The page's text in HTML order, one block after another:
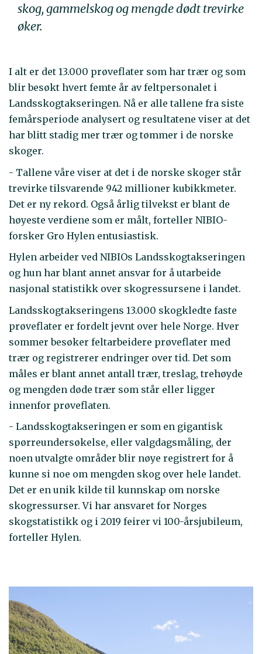
skog, gammelskog og mengde dødt trevirke
øker.
I alt er det 13.000 prøveflater som har trær og som
blir besøkt hvert femte år av feltpersonalet i
Landsskogtakseringen. Nå er alle tallene fra siste
femårsperiode analysert og resultatene viser at det
har blitt stadig mer trær og tømmer i de norske
skoger.
- Tallene våre viser at det i de norske skoger står
trevirke tilsvarende 942 millioner kubikkmeter.
Det er ny rekord. Også årlig tilvekst er blant de
høyeste verdiene som er målt, forteller NIBIO-
forsker Gro Hylen entusiastisk.
Hylen arbeider ved NIBIOs Landsskogtakseringen
og hun har blant annet ansvar for å utarbeide
nasjonal statistikk over skogressursene i landet.
Landsskogtakseringens 13.000 skogkledte faste
prøveflater er fordelt jevnt over hele Norge. Hver
sommer besøker feltarbeidere prøveflater med
trær og registrerer endringer over tid. Det som
måles er blant annet antall trær, treslag, trehøyde
og mengden døde trær som står eller ligger
innenfor prøveflaten.
- Landsskogtakseringen er som en gigantisk
spørreundersøkelse, eller valgdagsmåling, der
noen utvalgte områder blir nøye registrert for å
kunne si noe om mengden skog over hele landet.
Det er en unik kilde til kunnskap om norske
skogressurser. Vi har ansvaret for Norges
skogstatistikk og i 2019 feirer vi 100-årsjubileum,
forteller Hylen.